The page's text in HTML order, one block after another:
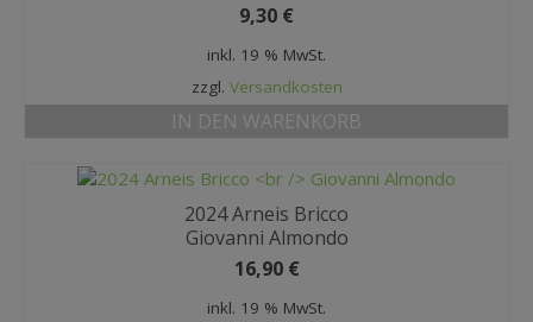
9,30 €
inkl. 19 % MwSt.
zzgl. Versandkosten
IN DEN WARENKORB
2024 Arneis Bricco
Giovanni Almondo
16,90 €
inkl. 19 % MwSt.